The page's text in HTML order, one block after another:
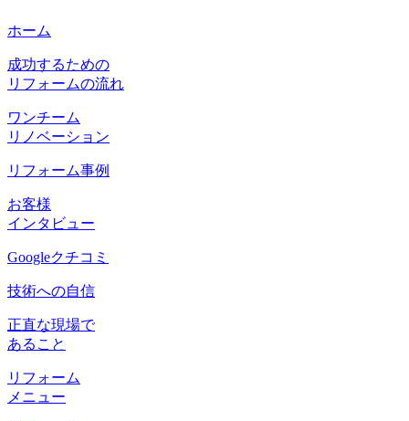
ホーム
成功するための
リフォームの流れ
ワンチーム
リノベーション
リフォーム事例
お客様
インタビュー
Googleクチコミ
技術への自信
正直な現場で
あること
リフォーム
メニュー